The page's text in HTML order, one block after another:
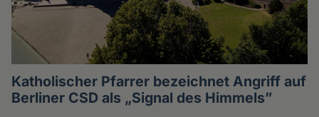
Katholischer Pfarrer bezeichnet Angriff auf
Berliner CSD als „Signal des Himmels”